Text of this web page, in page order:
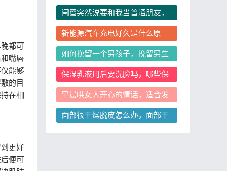
都可
嘴唇
能够
的目
在相
更好
便可
闺蜜突然说要和我当普通朋友，
我还要挽留这段关系吗？
新能源汽车充电好久是什么原
因？怎么缩短充电等待时间？
如何挽留一个男孩子，挽留男生
时说什么更容易让他回头？
保湿乳液用后要洗脸吗，哪些保
湿乳液用后必须洗脸？
早晨哄女人开心的情话，适合发
微信的不踩雷实用短句有哪些
面部很干燥脱皮怎么办，面部干